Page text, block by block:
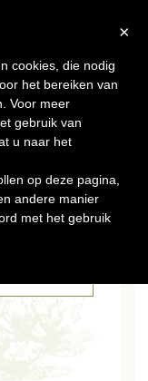
MENU
×
cookies, die nodig
het bereiken van
Voor meer
gebruik van
u naar het
op deze pagina,
andere manier
met het gebruik